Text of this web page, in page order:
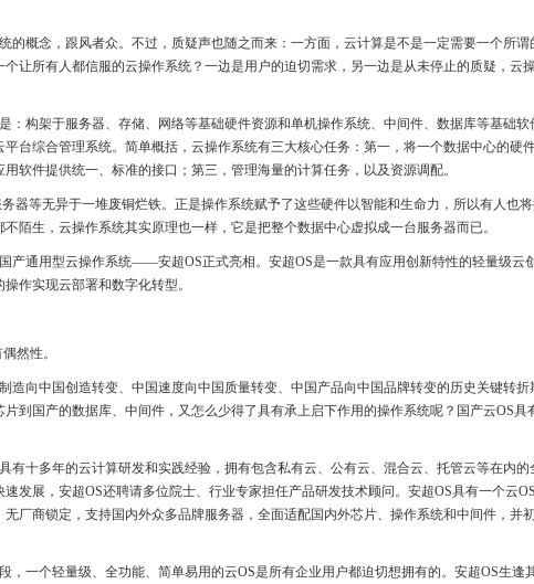
的概念，跟风者众。不过，质疑声也随之而来：一方面，云计算是不是一定需要一个所谓
让所有人都信服的云操作系统？一边是用户的迫切需求，另一边是从未停止的质疑，云
：构架于服务器、存储、网络等基础硬件资源和单机操作系统、中间件、数据库等基础软
台综合管理系统。简单概括，云操作系统有三大核心任务：第一，将一个数据中心的硬
软件提供统一、标准的接口；第三，管理海量的计算任务，以及资源调配。
器等无异于一堆废铜烂铁。正是操作系统赋予了这些硬件以智能和生命力，所以有人也
陌生，云操作系统其实原理也一样，它是把整个数据中心虚拟成一台服务器而已。
产通用型云操作系统——安超OS正式亮相。安超OS是一款具有应用创新特性的轻量级云
作实现云部署和数字化转型。
然性。
造向中国创造转变、中国速度向中国质量转变、中国产品向中国品牌转变的历史关键转折
到国产的数据库、中间件，又怎么少得了具有承上启下作用的操作系统呢？国产云OS具
有十多年的云计算研发和实践经验，拥有包含私有云、公有云、混合云、托管云等在内的
发展，安超OS还聘请多位院士、行业专家担任产品研发技术顾问。安超OS具有一个云
厂商锁定，支持国内外众多品牌服务器，全面适配国内外芯片、操作系统和中间件，并
，一个轻量级、全功能、简单易用的云OS是所有企业用户都迫切想拥有的。安超OS生逢其